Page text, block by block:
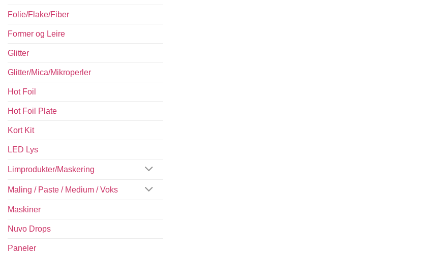
Folie/Flake/Fiber
Former og Leire
Glitter
Glitter/Mica/Mikroperler
Hot Foil
Hot Foil Plate
Kort Kit
LED Lys
Limprodukter/Maskering
Maling / Paste / Medium / Voks
Maskiner
Nuvo Drops
Paneler